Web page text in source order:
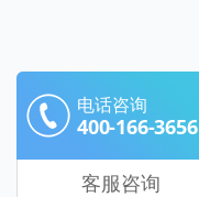
电话咨询
400-166-3656
客服咨询